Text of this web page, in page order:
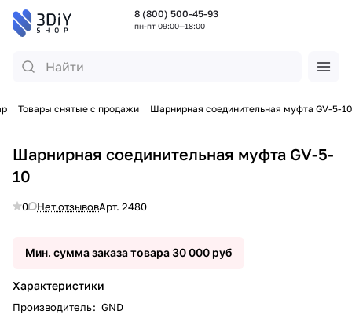
8 (800) 500-45-93
пн-пт 09:00—18:00
Товары снятые с продажи Шарнирная соединительная муфта GV-5-10
Шарнирная соединительная муфта GV-5-
10
0 Нет отзывовАрт. 2480
Мин. сумма заказа товара 30 000 руб
Характеристики
Производитель: GND